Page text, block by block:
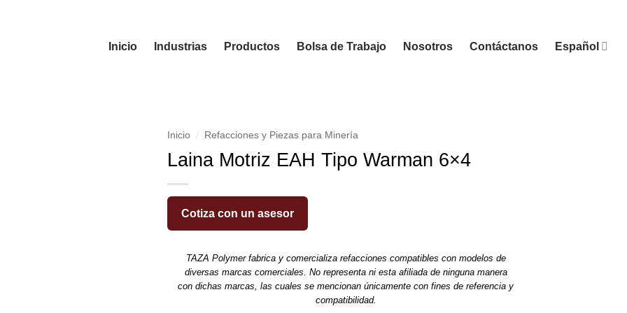
Inicio Industrias Productos Bolsa de Trabajo Nosotros Contáctanos Español
Inicio Refacciones y Piezas para Minería
Laina Motriz EAH Tipo Warman 6×4
Cotiza con un asesor
TAZA Polymer fabrica y comercializa refacciones compatibles con modelos de
diversas marcas comerciales. No representa ni esta afiliada de ninguna manera
con dichas marcas, las cuales se mencionan únicamente con fines de referencia y
compatibilidad.